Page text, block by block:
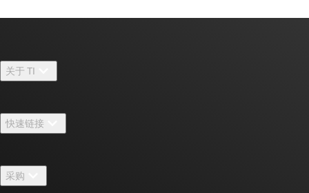
关于 TI
招贤纳士
新闻中心
快速链接
TI E2E™ 设计支持论坛
采购